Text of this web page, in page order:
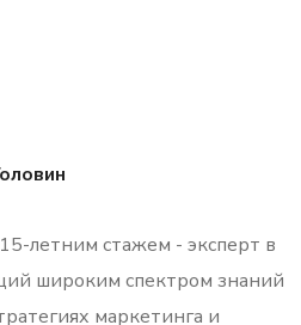
летним стажем - эксперт в
широким спектром знаний
маркетинга и